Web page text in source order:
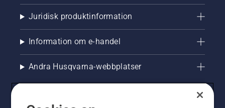
Juridisk produktinformation
Information om e-handel
Andra Husqvarna-webbplatser